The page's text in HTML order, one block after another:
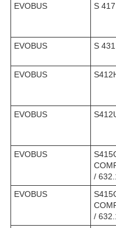
EVOBUS
S
EVOBUS
S
EVOBUS
EVOBUS
EVOBUS
/
EVOBUS
/